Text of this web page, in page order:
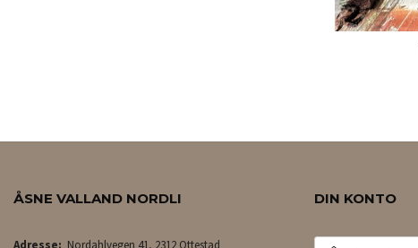
ÅSNE VALLAND NORDLI DIN KONTO